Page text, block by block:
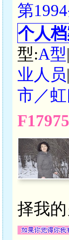
第
个人
型:A型|
业人员
市／虹
择我